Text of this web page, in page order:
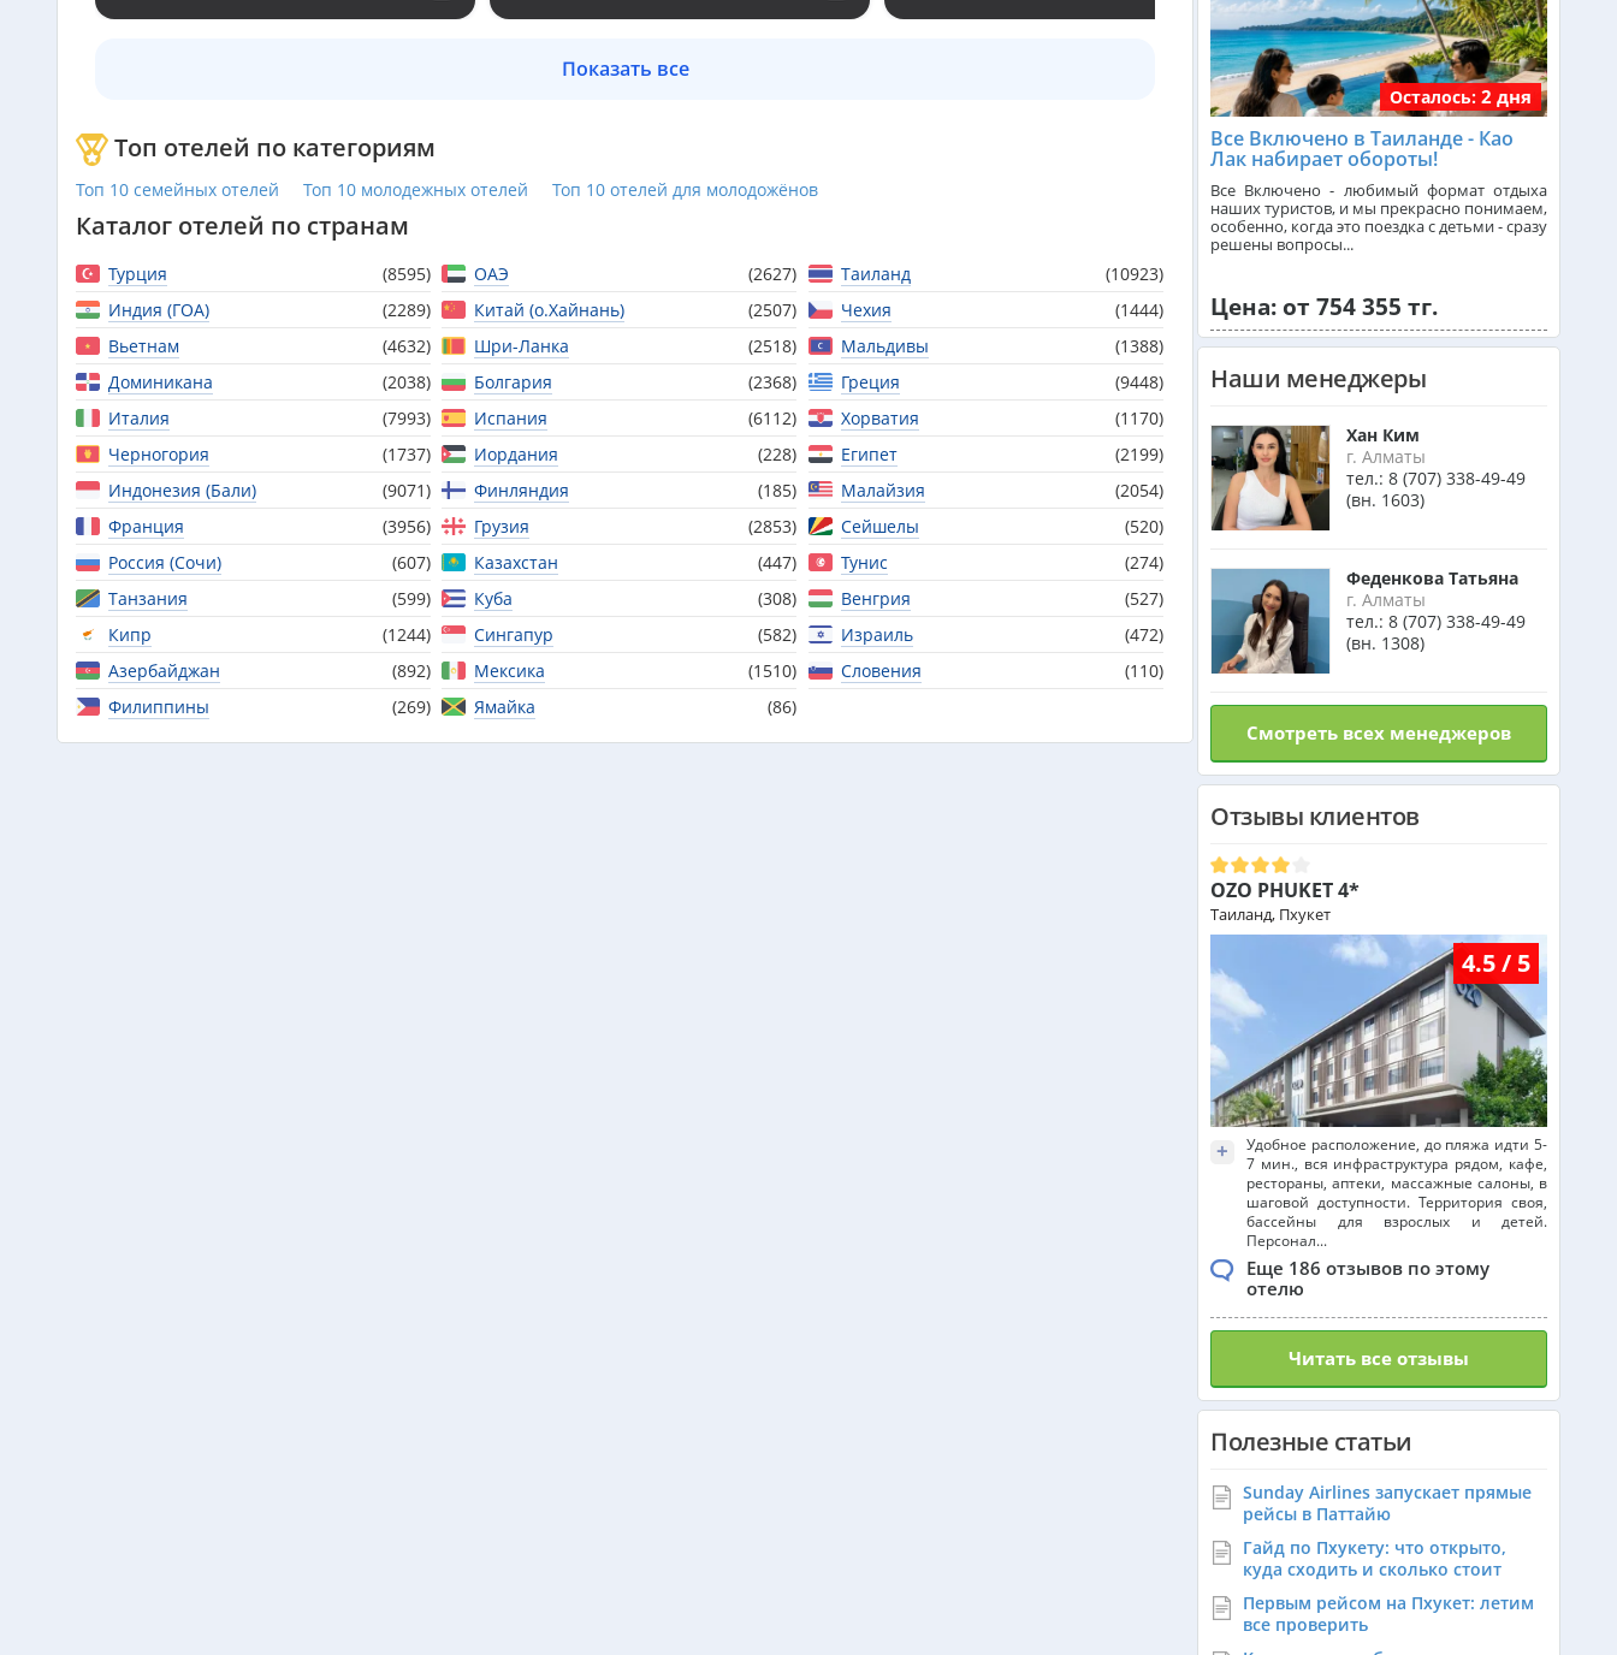
Показать все
Топ отелей по категориям
Топ 10 семейных отелей Топ 10 молодежных отелей Топ 10 отелей для молодожёнов
Каталог отелей по странам
Турция (8595) ОАЭ (2627) Таиланд
(10923)
Индия (ГОА)
(2289) Китай (о.Хайнань) (2507) Чехия
(1444)
Вьетнам
(4632) Шри-Ланка (2518) Мальдивы
(1388)
Доминикана
(2038) Болгария (2368) Греция
(9448)
Италия
(7993) Испания (6112) Хорватия
(1170)
Черногория
(1737) Иордания (228) Египет
(2199)
Индонезия (Бали)
(9071) Финляндия (185) Малайзия
(2054)
Франция
(3956) Грузия (2853) Сейшелы
(520)
Россия (Сочи)
(607) Казахстан (447) Тунис
(274)
Танзания
(599) Куба (308) Венгрия
(527)
Кипр
(1244) Сингапур (582) Израиль
(472)
Азербайджан
(892) Мексика (1510) Словения
(110)
Филиппины
(269) Ямайка (86)
Сингапур из Алматы
Танзания из Алматы
Венгрия из Алматы
Израиль из Алматы
Азербайджан из Алматы
Оман из Алматы
Осталось: 2 дня
Все Включено в Таиланде - Као
Лак набирает обороты!
Все Включено - любимый формат отдыха
наших туристов, и мы прекрасно понимаем,
особенно, когда это поездка с детьми - сразу
решены вопросы...
Цена: от 754 355 тг.
Наши менеджеры
Хан Ким
г. Алматы
тел.: 8 (707) 338-49-49
(вн. 1603)
Феденкова Татьяна
г. Алматы
тел.: 8 (707) 338-49-49
(вн. 1308)
Смотреть всех менеджеров
Отзывы клиентов
OZO PHUKET 4*
Таиланд, Пхукет
4.5 / 5
+
Удобное расположение, до пляжа идти 5-
7 мин., вся инфраструктура рядом, кафе,
рестораны, аптеки, массажные салоны, в
шаговой доступности. Территория своя,
бассейны для взрослых и детей.
Персонал...
Еще 186 отзывов по этому
отелю
Читать все отзывы
Полезные статьи
Sunday Airlines запускает прямые
рейсы в Паттайю
Гайд по Пхукету: что открыто,
куда сходить и сколько стоит
Первым рейсом на Пхукет: летим
все проверить